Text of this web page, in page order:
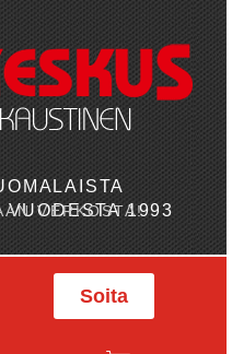
VUODESTA 1993
VERKOSTA!
Soita